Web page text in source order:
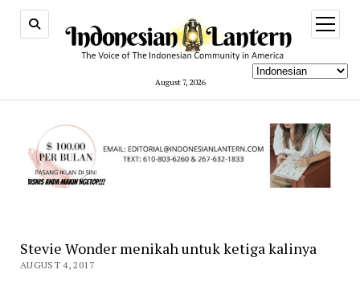
August 7, 2026
open
menu
Stevie Wonder menikah untuk ketiga kalinya
AUGUST 4, 2017